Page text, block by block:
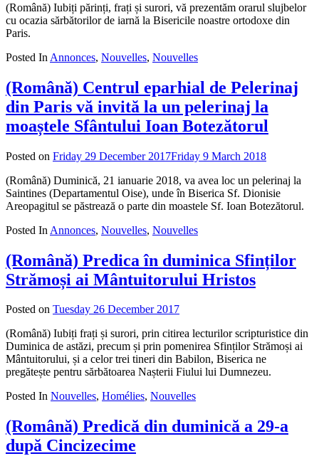
(Română) Iubiți părinți, frați și surori, vă prezentăm orarul slujbelor
cu ocazia sărbătorilor de iarnă la Bisericile noastre ortodoxe din
Paris.
Posted In Annonces, Nouvelles, Nouvelles
(Română) Centrul eparhial de Pelerinaj
din Paris vă invită la un pelerinaj la
moaștele Sfântului Ioan Botezătorul
Posted on Friday 29 December 2017Friday 9 March 2018
(Română) Duminică, 21 ianuarie 2018, va avea loc un pelerinaj la
Saintines (Departamentul Oise), unde în Biserica Sf. Dionisie
Areopagitul se păstrează o parte din moastele Sf. Ioan Botezătorul.
Posted In Annonces, Nouvelles, Nouvelles
(Română) Predica în duminica Sfinților
Strămoși ai Mântuitorului Hristos
Posted on Tuesday 26 December 2017
(Română) Iubiți frați și surori, prin citirea lecturilor scripturistice din
Duminica de astăzi, precum și prin pomenirea Sfinților Strămoși ai
Mântuitorului, și a celor trei tineri din Babilon, Biserica ne
pregătește pentru sărbătoarea Nașterii Fiului lui Dumnezeu.
Posted In Nouvelles, Homélies, Nouvelles
(Română) Predică din duminică a 29-a
după Cincizecime